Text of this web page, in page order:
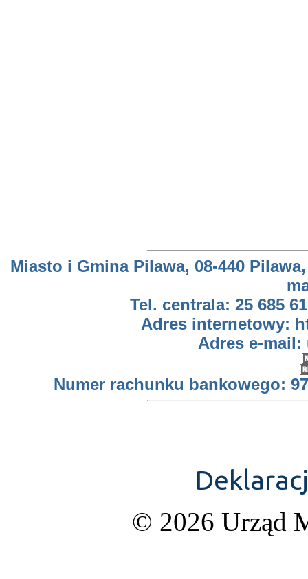
Miasto i Gmina Pilawa, 08-440
Tel. centrala: 25 685
Adres internetowy:
Adres e-mail:
Numer rachunku bankowego: 97
© 2026 Urząd